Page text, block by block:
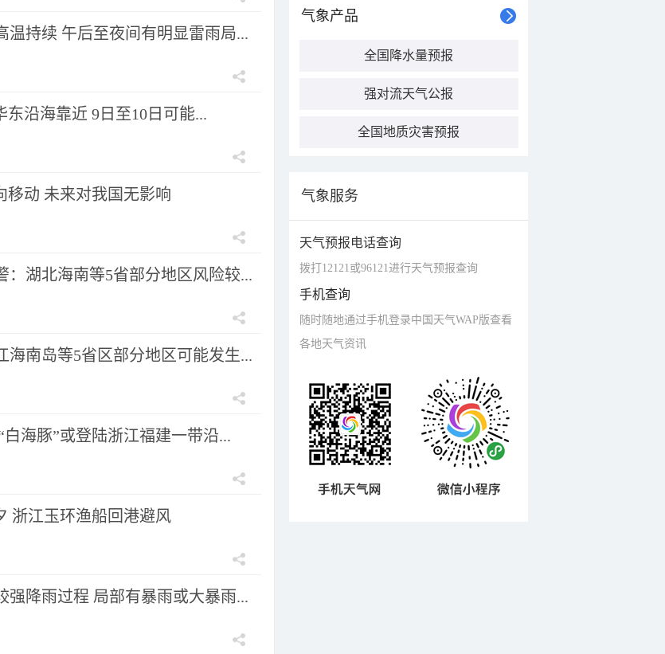
温持续 午后至夜间有明显雷雨局...
东沿海靠近 9日至10日可能...
移动 未来对我国无影响
：湖北海南等5省部分地区风险较...
海南岛等5省区部分地区可能发生...
海豚”或登陆浙江福建一带沿...
浙江玉环渔船回港避风
强降雨过程 局部有暴雨或大暴雨...
气象产品
全国降水量预报
强对流天气公报
全国地质灾害预报
气象服务
天气预报电话查询
拨打12121或96121进行天气预报查询
手机查询
随时随地通过手机登录中国天气WAP版查看
各地天气资讯